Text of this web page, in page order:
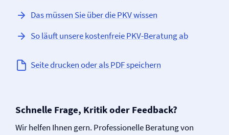
Das müssen Sie über die PKV wissen
So läuft unsere kostenfreie PKV-Beratung ab
Seite drucken oder als PDF speichern
Schnelle Frage, Kritik oder Feedback?
Wir helfen Ihnen gern. Professionelle Beratung von